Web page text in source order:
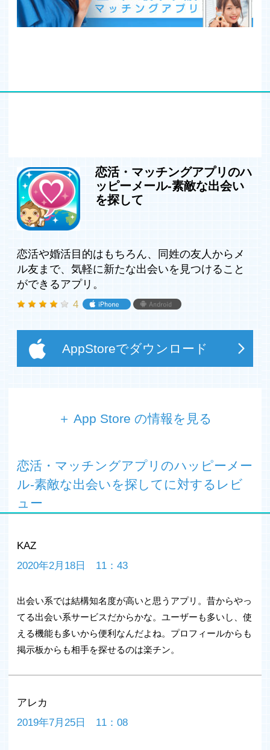
恋活・マッチングアプリのハ
ッピーメール-素敵な出会い
を探して
恋活や婚活目的はもちろん、同姓の友人からメ
ル友まで、気軽に新たな出会いを見つけること
ができるアプリ。
4
AppStoreでダウンロード
＋ App Store の情報を見る
高確率の約4人に3人が出会えてる！
■電話番号登録不要で安心安全!!
■日本最大級の「マッチングアプリ」!!
■Facebookアカウントでもログイン可能
新たなデザインになったほか
より快適にご利用いただけるようになっています。
【当アプリについて】
ハピメの愛称で親しまれて18年。出会えると評判のハッ
ピーメールの公式アプリです。恋愛、恋活、恋人探し等出
会いならハピメにおまかせ！ちょっとした時間に気軽に出
会いを楽しめるSNS系アプリになります。既に会員の方も
人・友達・婚活・恋活・恋愛など様々なパートナーとの出
会いの場を提供しております。多数の会員の中から写真・
プロフ・掲示板を見て、気の合う方とのマッチングが可能
恋活・マッチングアプリのハッピーメー
ル-素敵な出会いを探してに対するレビ
ュー
KAZ
2020年2月18日 11：43
出会い系では結構知名度が高いと思うアプリ。昔からやっ
てる出会い系サービスだからかな。ユーザーも多いし、使
える機能も多いから便利なんだよね。プロフィールからも
掲示板からも相手を探せるのは楽チン。
アレカ
2019年7月25日 11：08